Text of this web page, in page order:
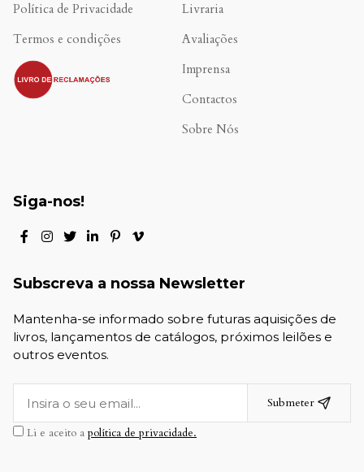
Política de Privacidade
Termos e condições
.
Livraria
Avaliações
Imprensa
Contactos
Sobre Nós
Siga-nos!
Subscreva a nossa Newsletter
Mantenha-se informado sobre futuras aquisições de
livros, lançamentos de catálogos, próximos leilões e
outros eventos.
Submeter
Li e aceito a política de privacidade.